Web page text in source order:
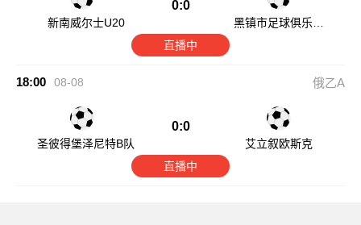
新南威尔士U20
0:0
黑镇市足球俱乐部
直播中
18:00 08-08 俄乙A
圣彼得堡泽尼特B队
0:0
艾立叙欧斯克
直播中